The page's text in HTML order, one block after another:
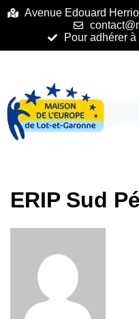
principalAvenue Edouard
Pour adhérer
ERIP Sud